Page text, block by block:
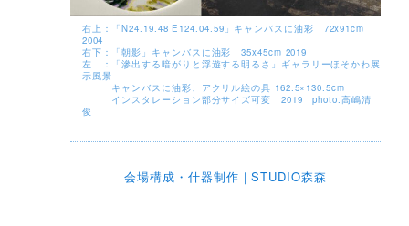
右上：「N24.19.48 E124.04.59」キャンバスに油彩 72x91cm
2004
右下：「朝影」キャンバスに油彩 35x45cm 2019
左 ：「滲出する暗がりと浮遊する明るさ」ギャラリーほそかわ展
示風景
キャンバスに油彩、アクリル絵の具 162.5×130.5cm
インスタレーション部分サイズ可変 2019 photo:高嶋清
俊
会場構成・什器制作｜STUDIO森森